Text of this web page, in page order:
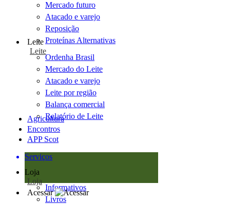
Mercado futuro
Atacado e varejo
Reposição
Proteínas Alternativas
Leite
Leite
Ordenha Brasil
Mercado do Leite
Atacado e varejo
Leite por região
Balança comercial
Relatório de Leite
Agricultura
Encontros
APP Scot
Serviços
Loja
Loja
Informativos
Livros
Acessar